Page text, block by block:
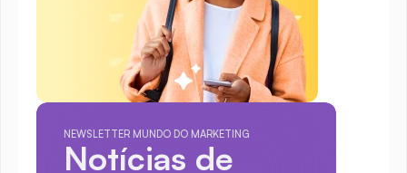
NEWSLETTER MUNDO DO MARKETING
Notícias de